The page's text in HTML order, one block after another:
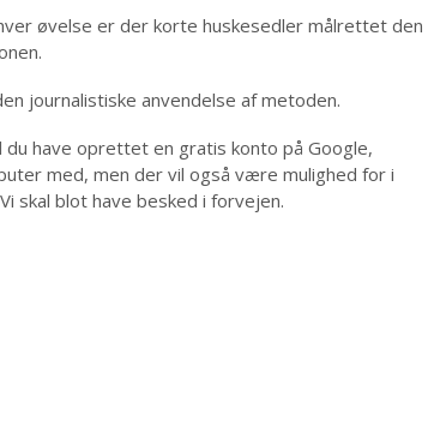
øvelse er der korte huskesedler målrettet den
journalistiske anvendelse af metoden.
have oprettet en gratis konto på Google,
med, men der vil også være mulighed for i
skal blot have besked i forvejen.